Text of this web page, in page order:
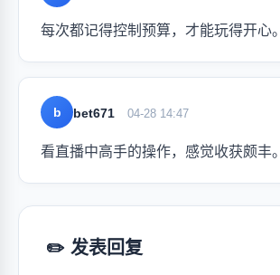
每次都记得控制预算，才能玩得开心。
b bet671 04-28 14:47
看直播中高手的操作，感觉收获颇丰。
✏️ 发表回复